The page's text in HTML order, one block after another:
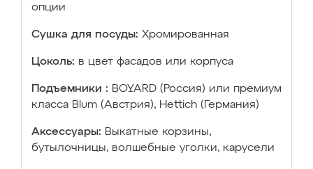
опции
Сушка для посуды: Хромированная
Цоколь: в цвет фасадов или корпуса
Подъемники : BOYARD (Россия) или премиум
класса Blum (Австрия), Hettich (Германия)
Аксессуары: Выкатные корзины,
бутылочницы, волшебные уголки, карусели